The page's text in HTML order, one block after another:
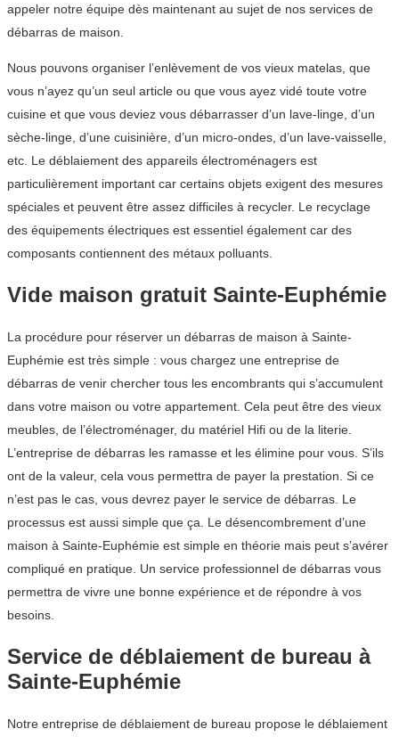
appeler notre équipe dès maintenant au sujet de nos services de
débarras de maison.
Nous pouvons organiser l’enlèvement de vos vieux matelas, que
vous n’ayez qu’un seul article ou que vous ayez vidé toute votre
cuisine et que vous deviez vous débarrasser d’un lave-linge, d’un
sèche-linge, d’une cuisinière, d’un micro-ondes, d’un lave-vaisselle,
etc. Le déblaiement des appareils électroménagers est
particulièrement important car certains objets exigent des mesures
spéciales et peuvent être assez difficiles à recycler. Le recyclage
des équipements électriques est essentiel également car des
composants contiennent des métaux polluants.
Vide maison gratuit Sainte-Euphémie
La procédure pour réserver un débarras de maison à Sainte-
Euphémie est très simple : vous chargez une entreprise de
débarras de venir chercher tous les encombrants qui s’accumulent
dans votre maison ou votre appartement. Cela peut être des vieux
meubles, de l’électroménager, du matériel Hifi ou de la literie.
L’entreprise de débarras les ramasse et les élimine pour vous. S’ils
ont de la valeur, cela vous permettra de payer la prestation. Si ce
n’est pas le cas, vous devrez payer le service de débarras. Le
processus est aussi simple que ça. Le désencombrement d’une
maison à Sainte-Euphémie est simple en théorie mais peut s’avérer
compliqué en pratique. Un service professionnel de débarras vous
permettra de vivre une bonne expérience et de répondre à vos
besoins.
Service de déblaiement de bureau à
Sainte-Euphémie
Notre entreprise de déblaiement de bureau propose le déblaiement